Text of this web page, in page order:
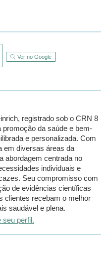
Ver no Google
registrado sob o CRN 8
promoção da saúde e bem-
e personalizada. Com
em diversas áreas da
abordagem centrada no
individuais e
Seu compromisso com
de evidências científicas
clientes recebam o melhor
saudável e plena.
seu perfil.